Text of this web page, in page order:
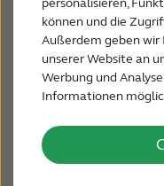
personalisieren,
können und die
Außerdem geben wir
unserer Website an
Werbung und
Informationen
Nutzung der Dienste
Support &
FÜR AKUSTIKER
BLOG
Mit unseren
intuitiven Apps
ReSound
diskret
Smartphone
herunter und